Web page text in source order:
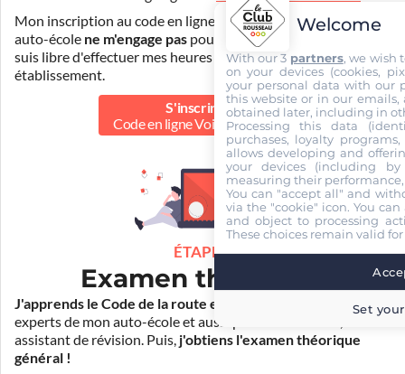
Mon inscription au code en ligne voiture auprès de mon
auto-école ne m'engage pas pour la suite de ma formation. Je
suis libre d'effectuer mes heures de conduite dans un autre
établissement.
S'inscrire au
Code en ligne Voiture 40.00 €
ÉTAPE 2
Examen théorique
J'apprends le Code de la route en ligne
. Je suis aidé par les
experts de mon auto-école et aussi par Mister Codes, mon
assistant de révision. Puis, j'obtiens l'examen théorique
général !
Welcome
With our 3 partners, we wish
on your devices (cookies,
your personal data with our
this website or in our emails,
obtained later, including in
Processing this data
purchases, loyalty
allows developing and
your devices (including
measuring their
You can "accept all" and
via the "cookie" icon. You
and object to processing
These choices remain valid
Set